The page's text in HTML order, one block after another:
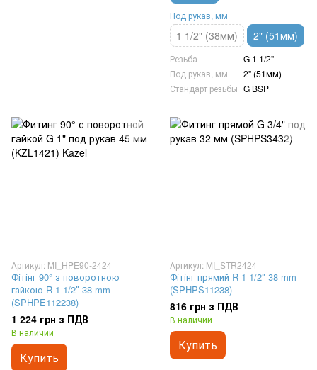
Под рукав, мм
1 1/2" (38мм) 2" (51мм)
Резьба
G 1 1/2"
Под рукав, мм
2" (51мм)
Стандарт резьбы G BSP
Артикул: MI_HPE90-2424
Фітінг 90° з поворотною
гайкою R 1 1/2″ 38 mm
(SPHPE112238)
1 224 грн з ПДВ
В наличии
Купить
Артикул: MI_STR2424
Фітінг прямий R 1 1/2″ 38 mm
(SPHPS11238)
816 грн з ПДВ
В наличии
Купить